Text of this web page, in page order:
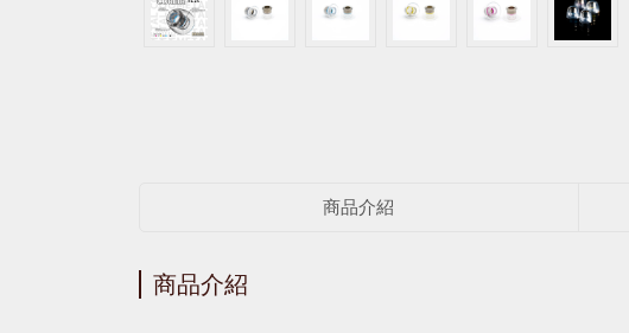
商品介紹
商品介紹